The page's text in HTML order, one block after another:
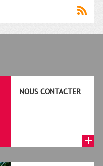
NOUS CONTACTER